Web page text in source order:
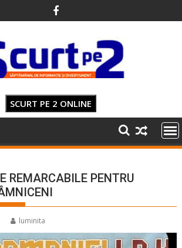
SCURT PE 2 ONLINE
REMARCABILE PENTRU
luminita